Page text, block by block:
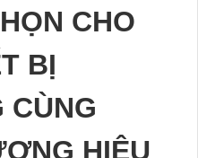
CHO
BỊ
CÙNG
HIỆU